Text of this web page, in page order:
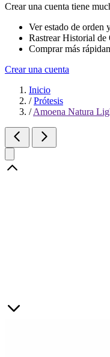
Crear una cuenta tiene
Ver estado de orden
Rastrear Historial de
Comprar más
Crear una cuenta
Inicio
/ Prótesis
/ Amoena Natura